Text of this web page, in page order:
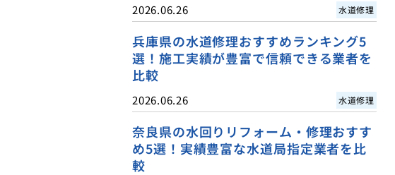
2026.06.26 水道修理
兵庫県の水道修理おすすめランキング5
選！施工実績が豊富で信頼できる業者を
比較
2026.06.26 水道修理
奈良県の水回りリフォーム・修理おすす
め5選！実績豊富な水道局指定業者を比
較